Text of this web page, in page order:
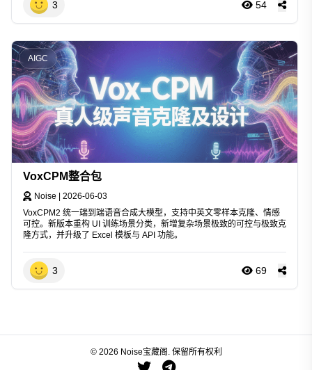
3 54
AIGC
VoxCPM整合包
Noise | 2026-06-03
VoxCPM2 统一端到端语音合成大模型，支持中英文零样本克隆、情感
可控。新版本重构 UI 训练场景分类，新增复杂场景极致的可控与极致克
隆方式，并升级了 Excel 模板与 API 功能。
3 69
© 2026 Noise宝藏阁. 保留所有权利